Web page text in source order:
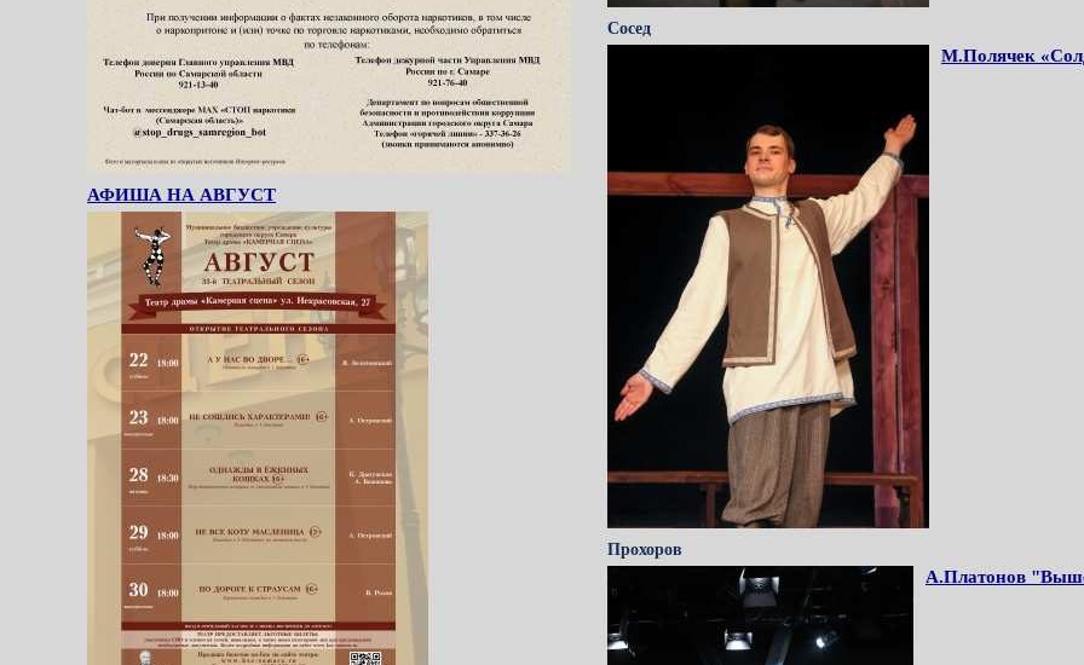
АФИША НА АВГУСТ
Сосед
М.Полячек
Прохоров
А.Платонов